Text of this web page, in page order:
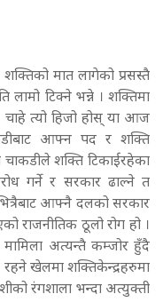
मात लागेको प्रसस्तै
लामो टिक्ने भन्ने । शक्तिमा
चाहे त्यो हिजो होस् या आज
आफ्न पद र शक्ति
शक्ति टिकाईरहेका
गर्ने र सरकार ढाल्ने त
आफ्नै दलको सरकार
राजनीतिक ठूलो रोग हो ।
अत्यन्तै कम्जोर हुँदै
रहने खेलमा शक्तिकेन्द्रहरुमा
रंगशाला भन्दा अत्युक्ती